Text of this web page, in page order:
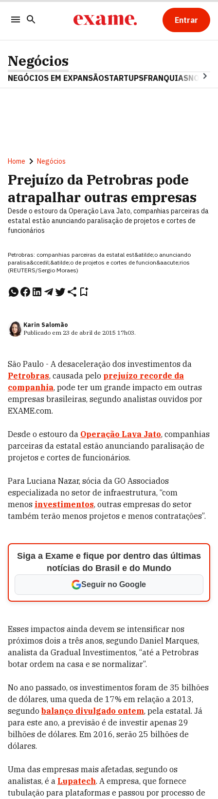
Entrar
Negócios
NEGÓCIOS EM EXPANSÃOSTARTUPSFRANQUIAS
Home Negócios
Prejuízo da Petrobras pode
atrapalhar outras empresas
Desde o estouro da Operação Lava Jato, companhias parceiras da
estatal estão anunciando paralisação de projetos e cortes de
funcionários
Petrobras: companhias parceiras da estatal est&atilde;o anunciando
paralisa&ccedil;&atilde;o de projetos e cortes de funcion&aacute;rios
(REUTERS/Sergio Moraes)
Karin Salomão
Publicado em 23 de abril de 2015 17h03.
São Paulo - A desaceleração dos investimentos da
Petrobras, causada pelo prejuízo recorde da
companhia, pode ter um grande impacto em outras
empresas brasileiras, segundo analistas ouvidos por
EXAME.com.
Desde o estouro da Operação Lava Jato, companhias
parceiras da estatal estão anunciando paralisação de
projetos e cortes de funcionários.
Para Luciana Nazar, sócia da GO Associados
especializada no setor de infraestrutura, “com
menos investimentos, outras empresas do setor
também terão menos projetos e menos contratações”.
Siga a Exame e fique por dentro das últimas
notícias do Brasil e do Mundo
Seguir no Google
Esses impactos ainda devem se intensificar nos
próximos dois a três anos, segundo Daniel Marques,
analista da Gradual Investimentos, “até a Petrobras
botar ordem na casa e se normalizar”.
No ano passado, os investimentos foram de 35 bilhões
de dólares, uma queda de 17% em relação a 2013,
segundo balanço divulgado ontem, pela estatal. Já
para este ano, a previsão é de investir apenas 29
bilhões de dólares. Em 2016, serão 25 bilhões de
dólares.
Uma das empresas mais afetadas, segundo os
analistas, é a Lupatech. A empresa, que fornece
tubulação para plataformas e passou por processo de